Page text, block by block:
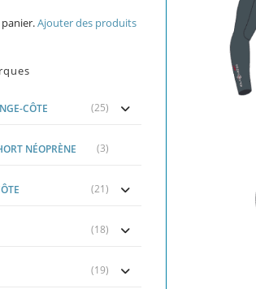
Ajouter des produits
CÔTE (25)
NÉOPRÈNE (3)
(21)
(18)
(19)